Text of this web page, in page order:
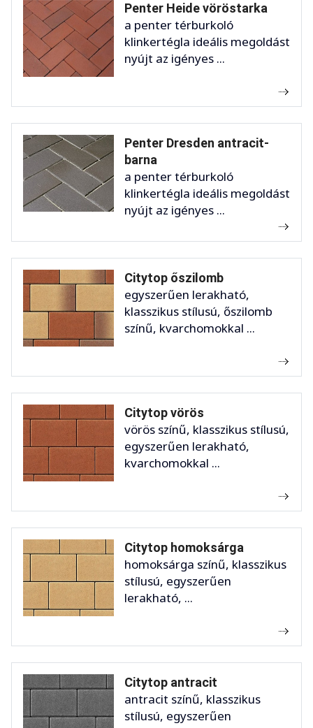
Penter Heide vöröstarka
a penter térburkoló
klinkertégla ideális megoldást
nyújt az igényes ...
Penter Dresden antracit-
barna
a penter térburkoló
klinkertégla ideális megoldást
nyújt az igényes ...
Citytop őszilomb
egyszerűen lerakható,
klasszikus stílusú, őszilomb
színű, kvarchomokkal ...
Citytop vörös
vörös színű, klasszikus stílusú,
egyszerűen lerakható,
kvarchomokkal ...
Citytop homoksárga
homoksárga színű, klasszikus
stílusú, egyszerűen
lerakható, ...
Citytop antracit
antracit színű, klasszikus
stílusú, egyszerűen